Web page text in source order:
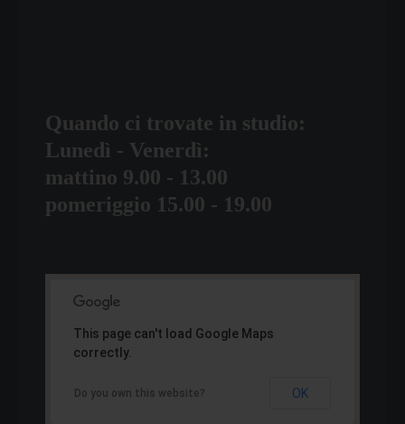
Quando ci trovate in studio:
Lunedì - Venerdì:
mattino 9.00 - 13.00
pomeriggio 15.00 - 19.00
This page can't load Google Maps
correctly.
Do you own this website? OK